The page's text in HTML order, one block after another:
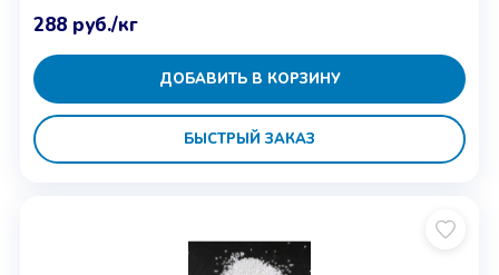
288 руб./кг
ДОБАВИТЬ В КОРЗИНУ
БЫСТРЫЙ ЗАКАЗ